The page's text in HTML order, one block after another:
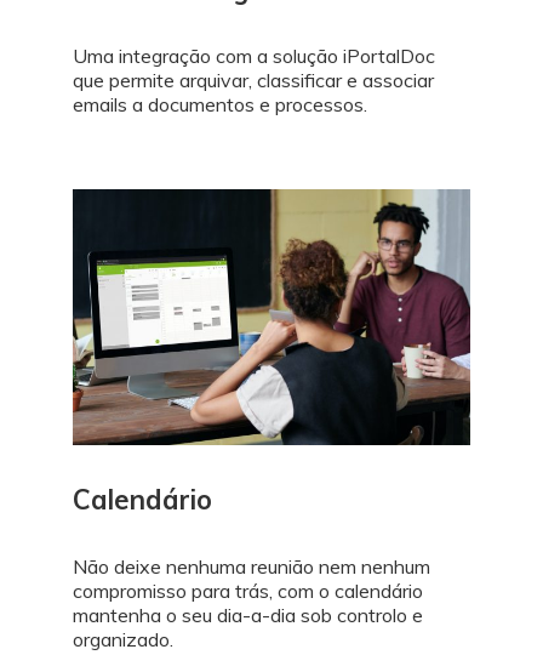
Uma integração com a solução iPortalDoc
que permite arquivar, classificar e associar
emails a documentos e processos.
Calendário
Não deixe nenhuma reunião nem nenhum
compromisso para trás, com o calendário
mantenha o seu dia-a-dia sob controlo e
organizado.